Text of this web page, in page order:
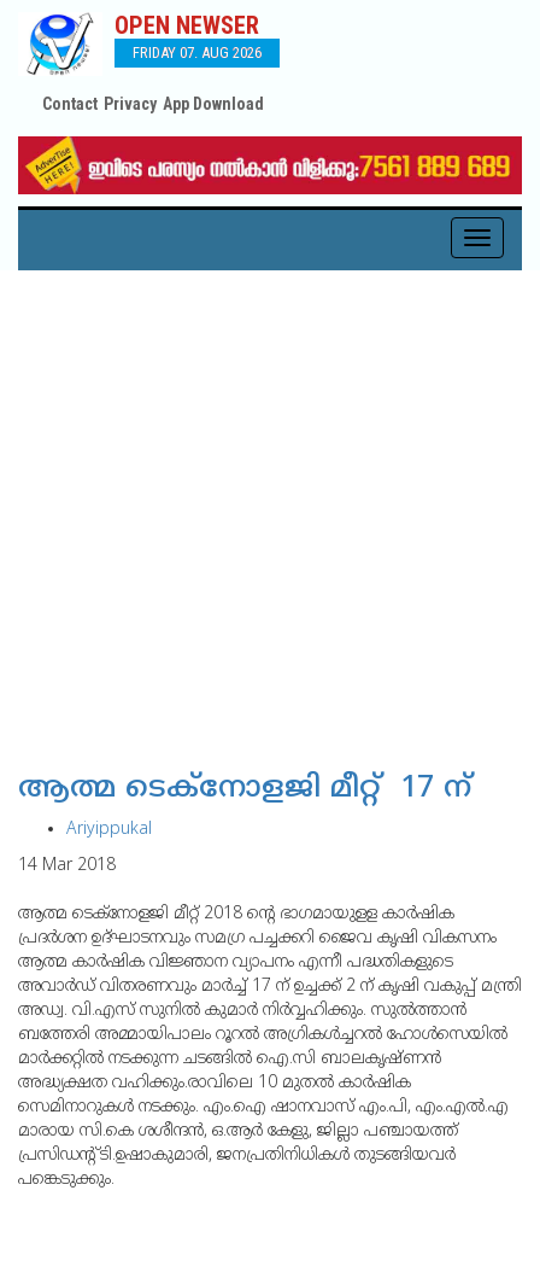
OPEN NEWSER
FRIDAY 07. AUG 2026
Contact Privacy App Download
Toggle
ആത്മ ടെക്‌നോളജി മീറ്റ് 17 ന്
Ariyippukal
14 Mar 2018
ആത്മ ടെക്‌നോളജി മീറ്റ് 2018 ന്റെ ഭാഗമായുളള കാര്‍ഷിക
പ്രദര്‍ശന ഉദ്ഘാടനവും സമഗ്ര പച്ചക്കറി ജൈവ കൃഷി വികസനം
ആത്മ കാര്‍ഷിക വിജ്ഞാന വ്യാപനം എന്നീ പദ്ധതികളുടെ
അവാര്‍ഡ് വിതരണവും മാര്‍ച്ച് 17 ന് ഉച്ചക്ക് 2 ന് കൃഷി വകുപ്പ് മന്ത്രി
അഡ്വ. വി.എസ് സുനില്‍ കുമാര്‍ നിര്‍വ്വഹിക്കും. സുല്‍ത്താന്‍
ബത്തേരി അമ്മായിപാലം റൂറല്‍ അഗ്രികള്‍ച്ചറല്‍ ഹോള്‍സെയില്‍
മാര്‍ക്കറ്റില്‍ നടക്കുന്ന ചടങ്ങില്‍ ഐ.സി ബാലകൃഷ്ണന്‍
അദ്ധ്യക്ഷത വഹിക്കും.രാവിലെ 10 മുതല്‍ കാര്‍ഷിക
സെമിനാറുകള്‍ നടക്കും. എം.ഐ ഷാനവാസ് എം.പി, എം.എല്‍.എ
മാരായ സി.കെ ശശീന്ദന്‍, ഒ.ആര്‍ കേളു, ജില്ലാ പഞ്ചായത്ത്
പ്രസിഡന്റ് ടി.ഉഷാകുമാരി, ജനപ്രതിനിധികള്‍ തുടങ്ങിയവര്‍
പങ്കെടുക്കും.